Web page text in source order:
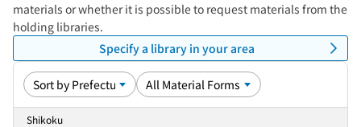
materials or whether it is possible to request materials from the
holding libraries.
Specify a library in your area
Shikoku